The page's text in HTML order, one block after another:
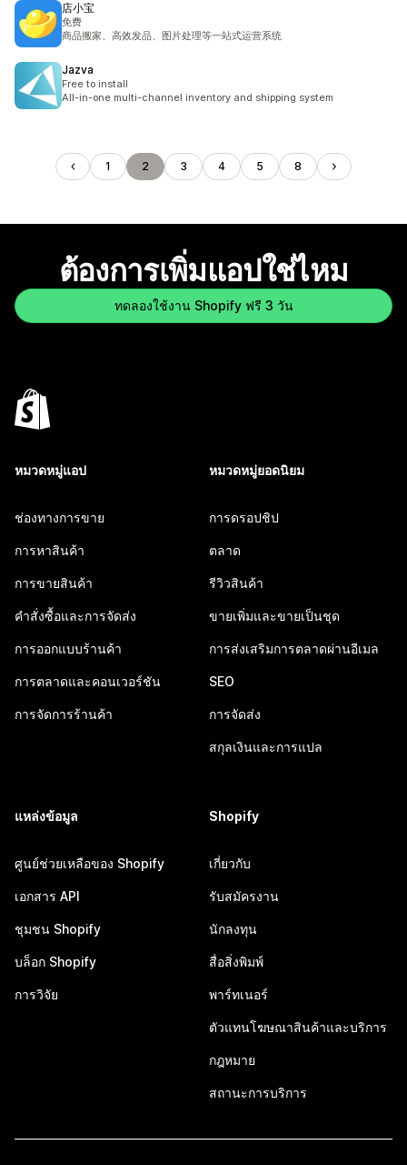
店小宝
免费
商品搬家、高效发品、图片处理等一站式运营系统
Jazva
Free to install
All-in-one multi-channel inventory and shipping system
1 2 3 4 5 8
ต้องการเพิ่มแอปใช่ไหม
ทดลองใช้งาน Shopify ฟรี 3 วัน
หมวดหมู่แอป
ช่องทางการขาย
การหาสินค้า
การขายสินค้า
คำสั่งซื้อและการจัดส่ง
การออกแบบร้านค้า
การตลาดและคอนเวอร์ชัน
การจัดการร้านค้า
หมวดหมู่ยอดนิยม
การดรอปชิป
ตลาด
รีวิวสินค้า
ขายเพิ่มและขายเป็นชุด
การส่งเสริมการตลาดผ่านอีเมล
SEO
การจัดส่ง
สกุลเงินและการแปล
แหล่งข้อมูล
ศูนย์ช่วยเหลือของ Shopify
เอกสาร API
ชุมชน Shopify
บล็อก Shopify
การวิจัย
Shopify
เกี่ยวกับ
รับสมัครงาน
นักลงทุน
สื่อสิ่งพิมพ์
พาร์ทเนอร์
ตัวแทนโฆษณาสินค้าและบริการ
กฎหมาย
สถานะการบริการ